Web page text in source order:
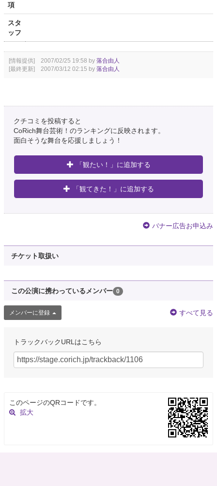
項
スタ
ッフ
[情報提供] 2007/02/25 19:58 by 落合由人
[最終更新] 2007/03/12 02:15 by 落合由人
クチコミを投稿すると
CoRich舞台芸術！のランキングに反映されます。
面白そうな舞台を応援しましょう！
「観たい！」に追加する
「観てきた！」に追加する
バナー広告お申込み
チケット取扱い
この公演に携わっているメンバー 0
メンバーに登録 すべて見る
トラックバックURLはこちら
このページのQRコードです。
拡大